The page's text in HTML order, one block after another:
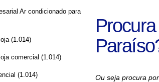
Ou seja procura
Ar condicionado para
(1.014)
comercial (1.014)
(1.014)